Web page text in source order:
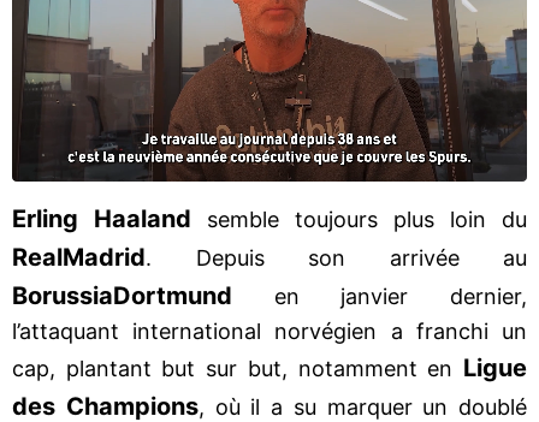
Erling Haaland semble toujours plus loin du
RealMadrid. Depuis son arrivée au
BorussiaDortmund en janvier dernier,
l’attaquant international norvégien a franchi un
cap, plantant but sur but, notamment en Ligue
des Champions, où il a su marquer un doublé